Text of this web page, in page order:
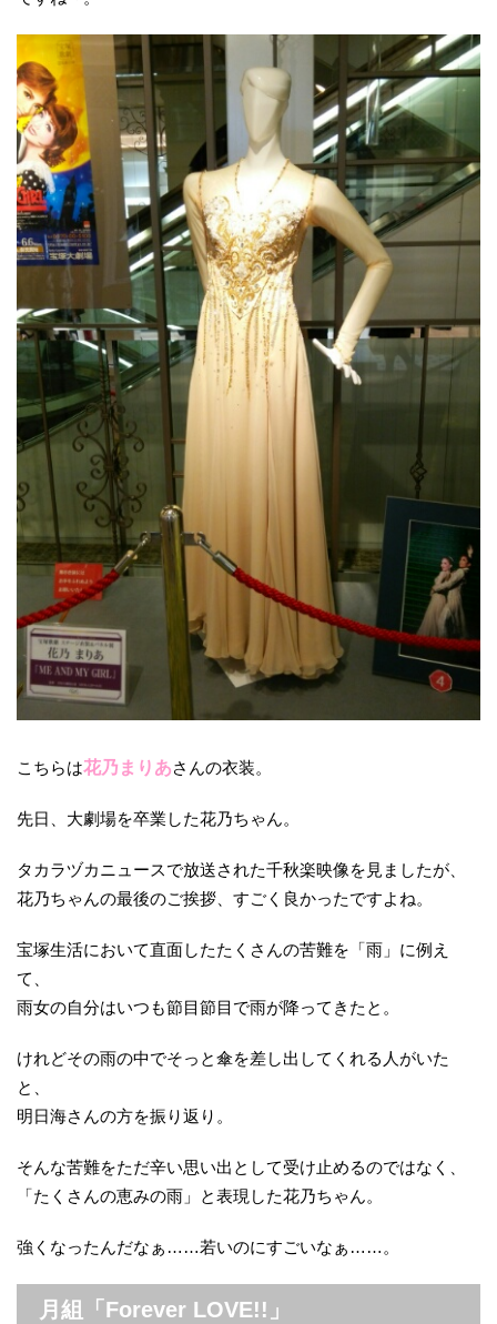
こちらは花乃まりあさんの衣装。
先日、大劇場を卒業した花乃ちゃん。
タカラヅカニュースで放送された千秋楽映像を見ましたが、
花乃ちゃんの最後のご挨拶、すごく良かったですよね。
宝塚生活において直面したたくさんの苦難を「雨」に例え
て、
雨女の自分はいつも節目節目で雨が降ってきたと。
けれどその雨の中でそっと傘を差し出してくれる人がいた
と、
明日海さんの方を振り返り。
そんな苦難をただ辛い思い出として受け止めるのではなく、
「たくさんの恵みの雨」と表現した花乃ちゃん。
強くなったんだなぁ……若いのにすごいなぁ……。
月組「Forever LOVE!!」